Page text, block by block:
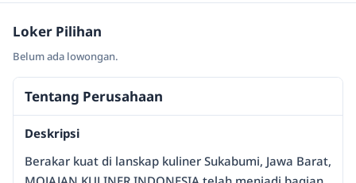
Loker Pilihan
Belum ada lowongan.
Tentang Perusahaan
Deskripsi
Berakar kuat di lanskap kuliner Sukabumi, Jawa Barat,